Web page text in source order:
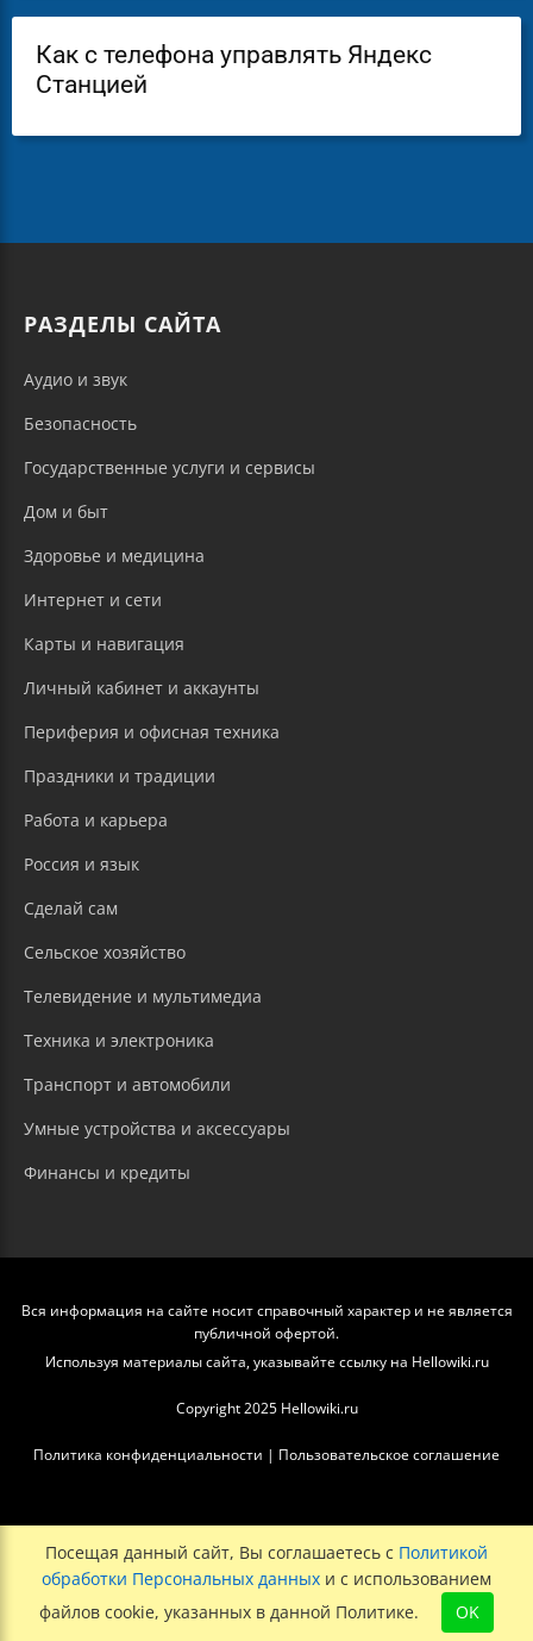
Как с телефона управлять Яндекс
Станцией
РАЗДЕЛЫ САЙТА
Аудио и звук
Безопасность
Государственные услуги и сервисы
Дом и быт
Здоровье и медицина
Интернет и сети
Карты и навигация
Личный кабинет и аккаунты
Периферия и офисная техника
Праздники и традиции
Работа и карьера
Россия и язык
Сделай сам
Сельское хозяйство
Телевидение и мультимедиа
Техника и электроника
Транспорт и автомобили
Умные устройства и аксессуары
Финансы и кредиты
Вся информация на сайте носит справочный характер и не является
публичной офертой.
Используя материалы сайта, указывайте ссылку на Hellowiki.ru
Copyright 2025 Hellowiki.ru
Политика конфиденциальности | Пользовательское соглашение
Посещая данный сайт, Вы соглашаетесь с Политикой
обработки Персональных данных и с использованием
файлов cookie, указанных в данной Политике.
OK